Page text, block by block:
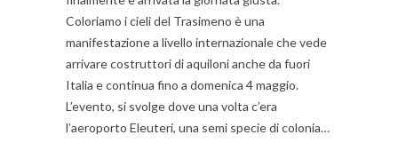
Coloriamo i cieli del Trasimeno è una
manifestazione a livello internazionale che vede
arrivare costruttori di aquiloni anche da fuori
Italia e continua fino a domenica 4 maggio.
L’evento, si svolge dove una volta c’era
l’aeroporto Eleuteri, una semi specie di colonia…